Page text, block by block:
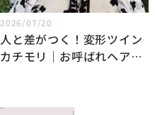
2026/07/20
人と差がつく！変形ツイン
カチモリ｜お呼ばれヘアに